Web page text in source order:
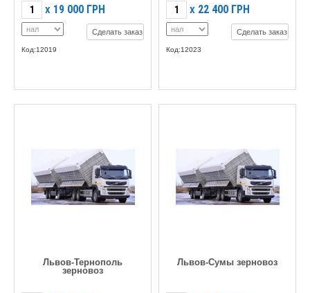
X 19 000 ГРН
Сделать заказ
Код:12019
X 22 400 ГРН
Сделать заказ
Код:12023
Львов-Тернополь
зерновоз
Львов-Сумы зерновоз